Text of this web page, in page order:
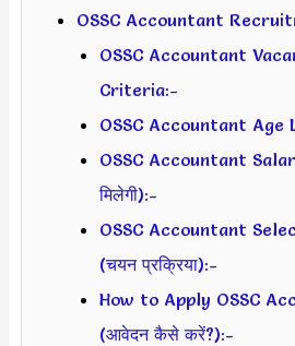
OSSC Accountant
OSSC Accountant
Criteria:-
OSSC Accountant Age
OSSC Accountant
मिलेगी):-
OSSC Accountant
(चयन प्रक्रिया):-
How to Apply OSSC
(आवेदन कैसे करें?):-